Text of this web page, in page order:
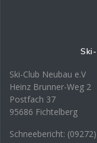
Ski-Club Neubau e.V
Heinz Brunner-Weg 2
Postfach 37
95686 Fichtelberg
Schneebericht: